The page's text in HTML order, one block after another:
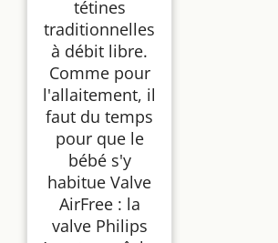
tétines
traditionnelles
à débit libre.
Comme pour
l'allaitement, il
faut du temps
pour que le
bébé s'y
habitue Valve
AirFree : la
valve Philips